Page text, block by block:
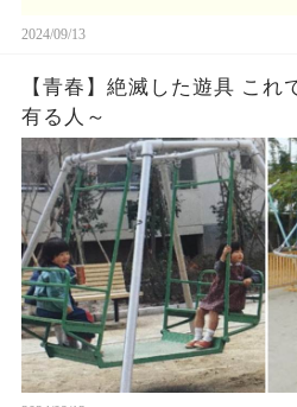
2024/09/13
【青春】絶滅した遊具 これ
有る人～